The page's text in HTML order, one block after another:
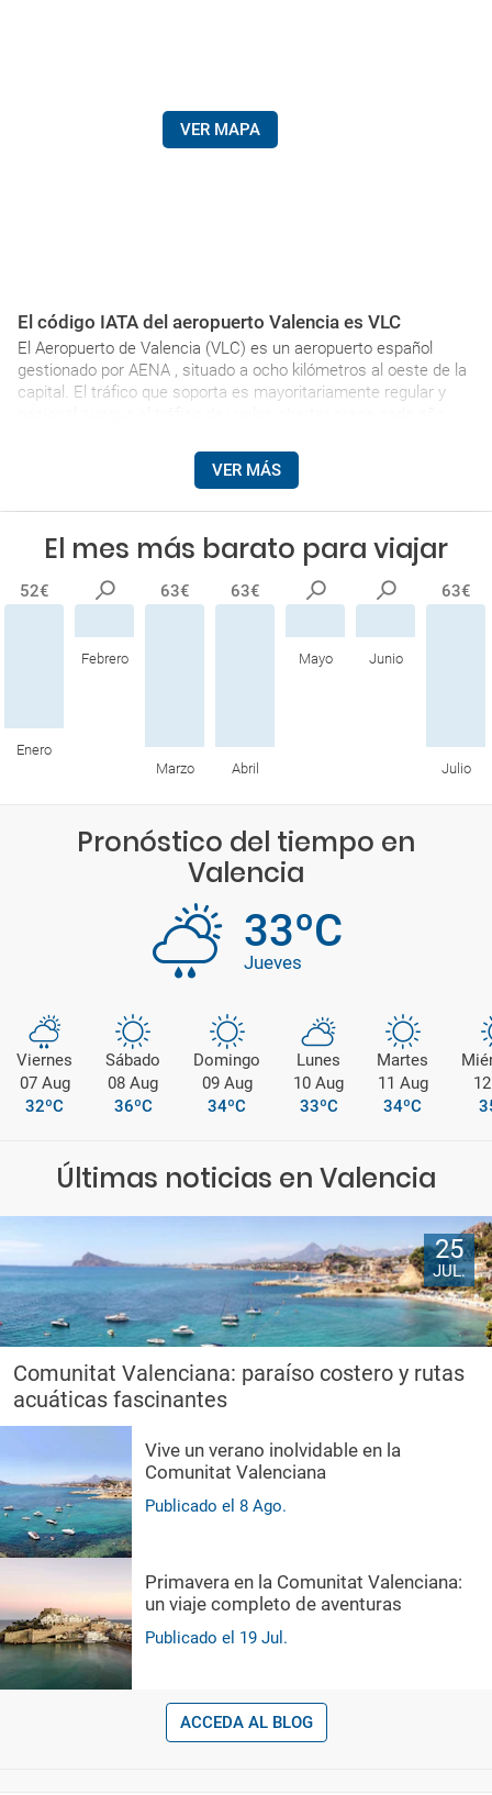
VER MAPA
El código IATA del aeropuerto Valencia es VLC
El Aeropuerto de Valencia (VLC) es un aeropuerto español
gestionado por AENA , situado a ocho kilómetros al oeste de la
capital. El tráfico que soporta es mayoritariamente regular y
VER MÁS
El mes más barato para viajar
52€
Enero
Febrero
63€
Marzo
63€
Abril
Mayo Junio
63€
Julio
Pronóstico del tiempo en
Valencia
33ºC
Jueves
Viernes
07 Aug
32ºC
Sábado
08 Aug
36ºC
Domingo
09 Aug
34ºC
Lunes
10 Aug
33ºC
Martes
11 Aug
34ºC
Últimas noticias en Valencia
25
JUL.
Comunitat Valenciana: paraíso costero y rutas
acuáticas fascinantes
Vive un verano inolvidable en la
Comunitat Valenciana
Publicado el 8 Ago.
Primavera en la Comunitat Valenciana:
un viaje completo de aventuras
Publicado el 19 Jul.
ACCEDA AL BLOG